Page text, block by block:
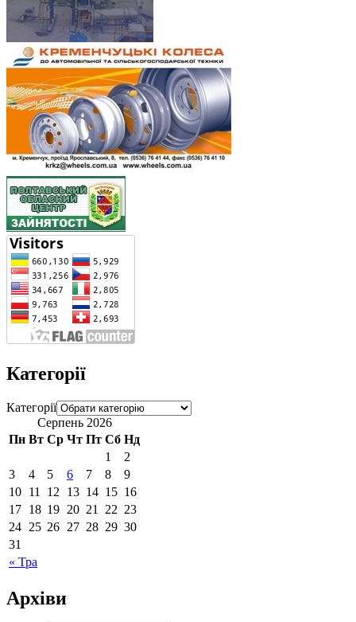
Категорії
Категорії
Серпень 2026
Пн Вт Ср Чт Пт Сб Нд
« Тра
1
2
3
4 5 6 7 8
9
10 11 12 13 14 15 16
17 18 19 20 21 22 23
24 25 26 27 28 29 30
31
Архіви